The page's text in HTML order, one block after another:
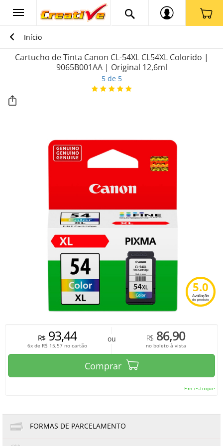
Início
Cartucho de Tinta Canon CL-54XL CL54XL Colorido |
9065B001AA | Original 12,6ml
5 de 5
5.0
Avaliação
do produto
R$93,44
6x de R$ 15,57 no cartão
ou R$86,90
no boleto à vista
Comprar
Em estoque
FORMAS DE PARCELAMENTO